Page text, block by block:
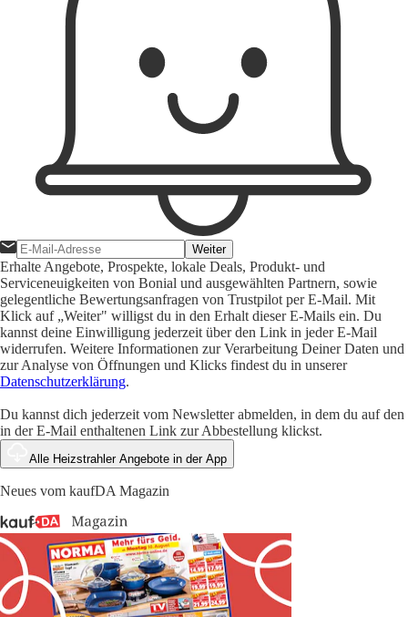
Weiter
Erhalte Angebote, Prospekte, lokale Deals, Produkt- und
Serviceneuigkeiten von Bonial und ausgewählten Partnern, sowie
gelegentliche Bewertungsanfragen von Trustpilot per E-Mail. Mit
Klick auf „Weiter" willigst du in den Erhalt dieser E-Mails ein. Du
kannst deine Einwilligung jederzeit über den Link in jeder E-Mail
widerrufen. Weitere Informationen zur Verarbeitung Deiner Daten und
zur Analyse von Öffnungen und Klicks findest du in unserer
Datenschutzerklärung.
Du kannst dich jederzeit vom Newsletter abmelden, in dem du auf den
in der E-Mail enthaltenen Link zur Abbestellung klickst.
Alle Heizstrahler Angebote in der App
Neues vom kaufDA Magazin